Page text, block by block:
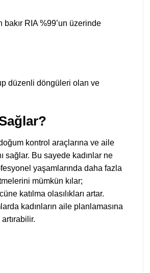
RIA %99’un üzerinde
düzenli döngüleri olan ve
kontrol araçlarına ve aile
sağlar. Bu sayede kadınlar ne
yaşamlarında daha fazla
mümkün kılar;
katılma olasılıkları artar.
kadınların aile planlamasına